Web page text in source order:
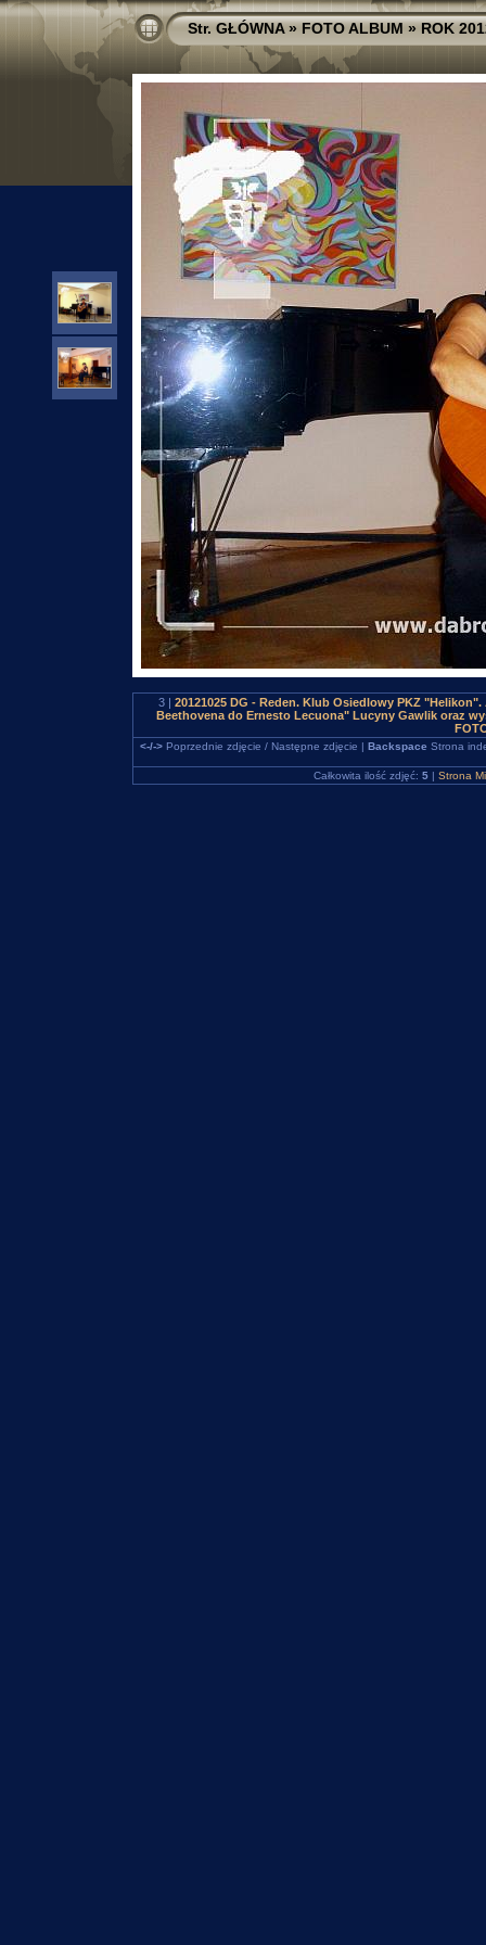
Str. GŁÓWNA»FOTO ALBUM»ROK
3 | 20121025 DG - Reden. Klub Osiedlowy PKZ
Beethovena do Ernesto Lecuona" Lucyny Gawlik oraz
<-/->Poprzednie zdjęcie / Następne zdjęcie | Backspace Strona
Całkowita ilość zdjęć: 5 | Strona